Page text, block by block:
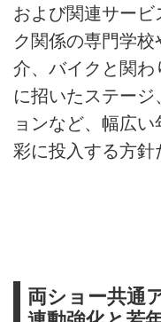
および関連サー
ク関係の専門学
介、バイクと関わ
に招いたステー
ョンなど、幅広
彩に投入する方針
両ショー共通